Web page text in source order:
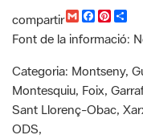
b
o
o
k
e
r
e
s
t
i
Categoria: Montseny,
Montesquiu, Foix,
ODS,
Recursos